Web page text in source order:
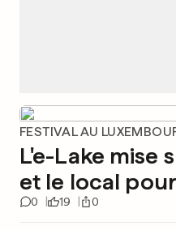
FESTIVAL AU
L'e-Lake mise
et le local
0 19 0